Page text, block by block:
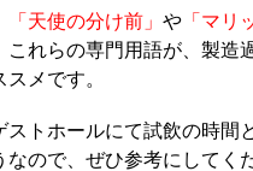
「天使の分け前」 や 「マリ
れらの専門用語が、製造
メです。
ストホールにて試飲の時間
ので、ぜひ参考にしてく